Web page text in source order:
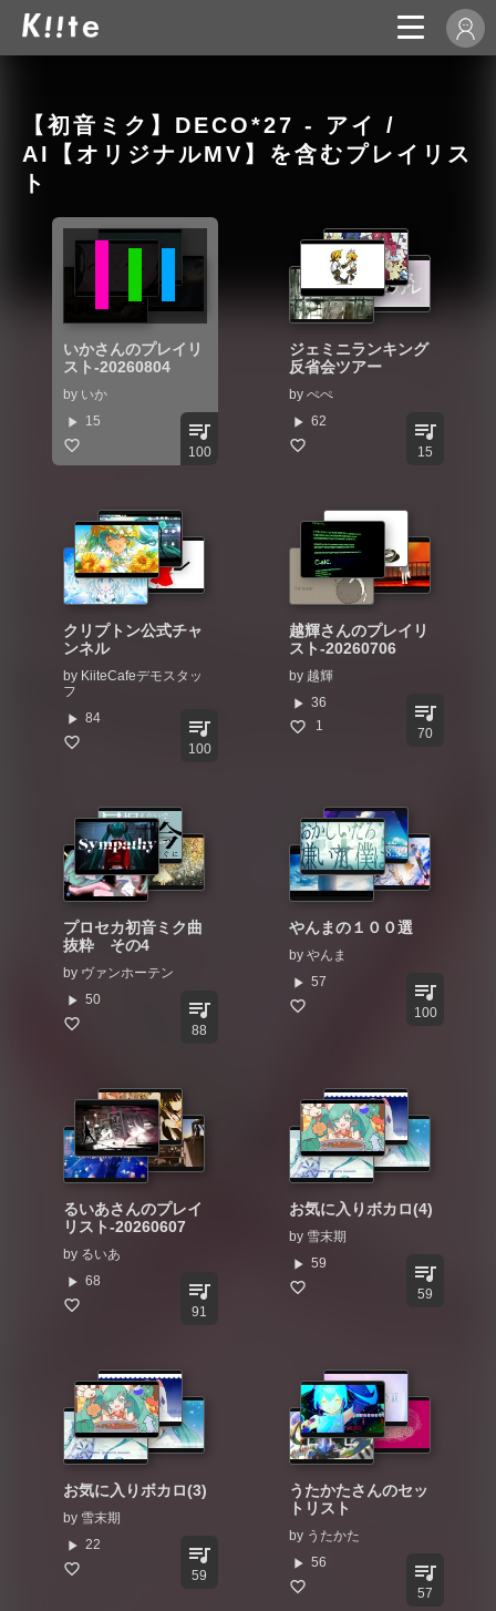
【初音ミク】DECO*27 - アイ /
AI【オリジナルMV】を含むプレイリス
ト
いかさんのプレイリ
スト-20260804
by いか
play_arrow 15 queue_music
100
ジェミニランキング
反省会ツアー
by ぺぺ
play_arrow 62 queue_music
15
クリプトン公式チャ
ンネル
by KiiteCafeデモスタッ
フ
play_arrow 84 queue_music
100
越輝さんのプレイリ
スト-20260706
by 越輝
play_arrow 36
1
queue_music
70
プロセカ初音ミク曲
抜粋 その4
by ヴァンホーテン
play_arrow 50 queue_music
88
やんまの１００選
by やんま
play_arrow 57 queue_music
100
るいあさんのプレイ
リスト-20260607
by るいあ
play_arrow 68 queue_music
91
お気に入りボカロ(4)
by 雪末期
play_arrow 59 queue_music
59
お気に入りボカロ(3)
by 雪末期
play_arrow 22 queue_music
59
うたかたさんのセッ
トリスト
by うたかた
play_arrow 56 queue_music
57